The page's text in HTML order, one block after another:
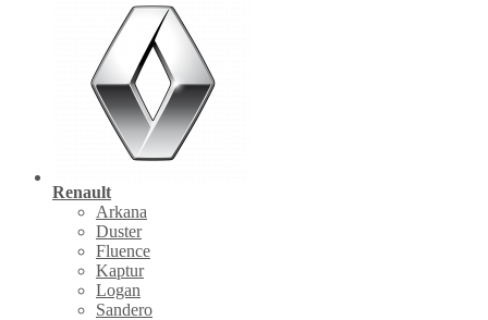
Renault
Arkana
Duster
Fluence
Kaptur
Logan
Sandero